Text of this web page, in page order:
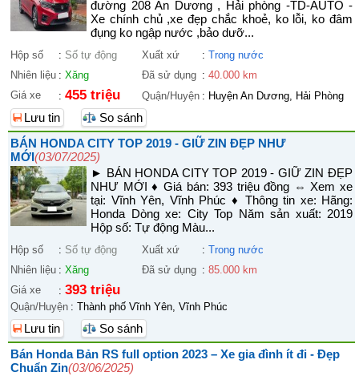
đường 208 An Dương , Hải phòng -TD-AUTO -
Xe chính chủ ,xe đẹp chắc khoẻ, ko lỗi, ko đâm
đụng ko ngập nước ,bảo dưỡ...
Hộp số : Số tự động Xuất xứ : Trong nước
Nhiên liệu : Xăng Đã sử dụng : 40.000 km
Giá xe
: 455 triệu Quận/Huyện : Huyện An Dương, Hải Phòng
Lưu tin
So sánh
BÁN HONDA CITY TOP 2019 - GIỮ ZIN ĐẸP NHƯ
MỚI(03/07/2025)
► BÁN HONDA CITY TOP 2019 - GIỮ ZIN ĐẸP
NHƯ MỚI ♦ Giá bán: 393 triệu đồng ⇔ Xem xe
tại: Vĩnh Yên, Vĩnh Phúc ♦ Thông tin xe: Hãng:
Honda Dòng xe: City Top Năm sản xuất: 2019
Hộp số: Tự động Màu...
Hộp số : Số tự động Xuất xứ : Trong nước
Nhiên liệu : Xăng Đã sử dụng : 85.000 km
Giá xe
: 393 triệu
Quận/Huyện : Thành phố Vĩnh Yên, Vĩnh Phúc
Lưu tin
So sánh
Bán Honda Bản RS full option 2023 – Xe gia đình ít đi - Đẹp
Chuẩn Zin(03/06/2025)